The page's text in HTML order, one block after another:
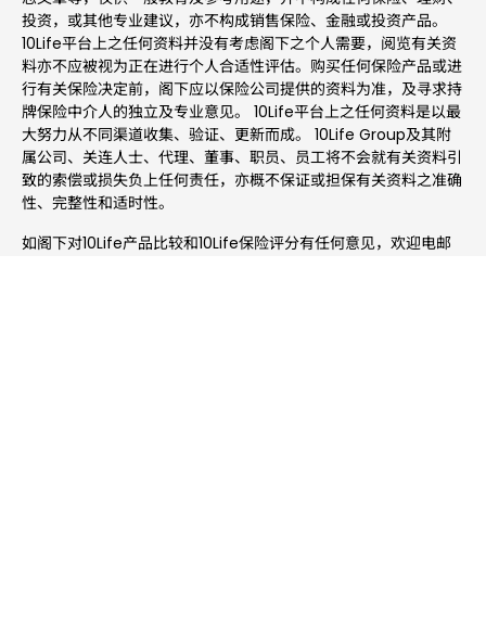
投资，或其他专业建议，亦不构成销售保险、金融或投资产品。
10Life平台上之任何资料并没有考虑阁下之个人需要，阅览有关资
料亦不应被视为正在进行个人合适性评估。购买任何保险产品或进
行有关保险决定前，阁下应以保险公司提供的资料为准，及寻求持
牌保险中介人的独立及专业意见。 10Life平台上之任何资料是以最
大努力从不同渠道收集、验证、更新而成。 10Life Group及其附
属公司、关连人士、代理、董事、职员、员工将不会就有关资料引
致的索偿或损失负上任何责任，亦概不保证或担保有关资料之准确
性、完整性和适时性。
如阁下对10Life产品比较和10Life保险评分有任何意见，欢迎电邮